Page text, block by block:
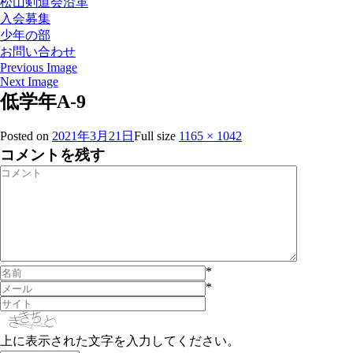
入会募集
少年の部
お問い合わせ
Previous Image
Next Image
低学年A-9
Posted on 2021年3月21日 Full size 1165 × 1042
コメントを残す
*
*
上に表示された文字を入力してください。